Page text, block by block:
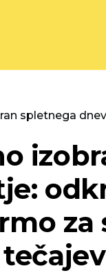
spletnega
za